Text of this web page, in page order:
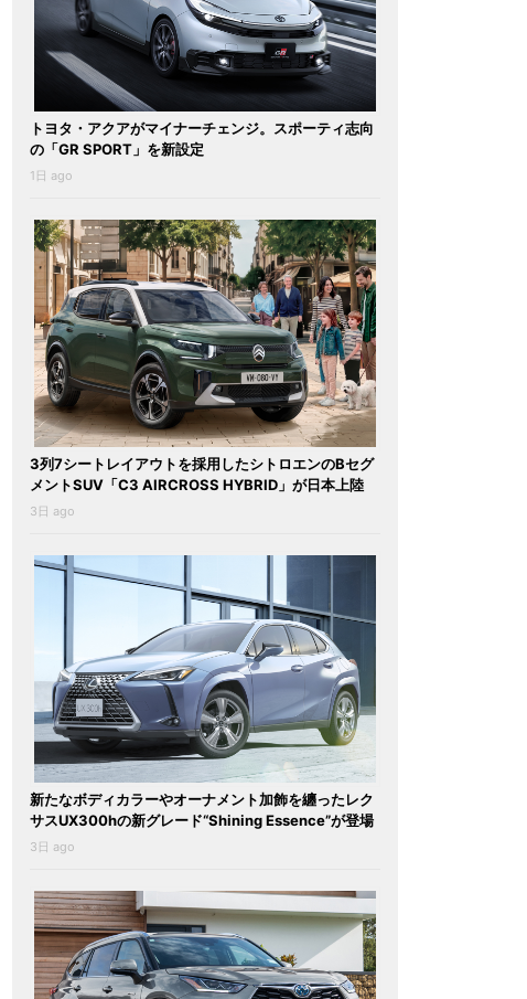
トヨタ・アクアがマイナーチェンジ。スポーティ志向
の「GR SPORT」を新設定
1日 ago
3列7シートレイアウトを採用したシトロエンのBセグ
メントSUV「C3 AIRCROSS HYBRID」が日本上陸
3日 ago
新たなボディカラーやオーナメント加飾を纏ったレク
サスUX300hの新グレード“Shining Essence”が登場
3日 ago